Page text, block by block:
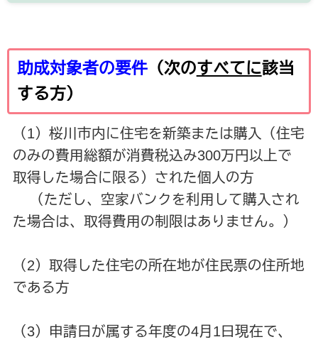
助成対象者の要件（次のすべてに該当
する方）
（1）桜川市内に住宅を新築または購入（住宅
のみの費用総額が消費税込み300万円以上で
取得した場合に限る）された個人の方
（ただし、空家バンクを利用して購入され
た場合は、取得費用の制限はありません。）
（2）取得した住宅の所在地が住民票の住所地
である方
（3）申請日が属する年度の4月1日現在で、